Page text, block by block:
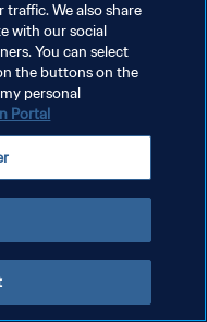
سياسة الخصوصية
شروط الخدمة
إدارة تفضيلات ملفات تعريف الارتباط
حقوق النشر والطبع والتأليف © ١٩٩٤ - ٢٠٢٦ FIFA. جميع الحقوق محفوظة.
traffic. We also share
with our social
You can select
the buttons on the
personal
Portal